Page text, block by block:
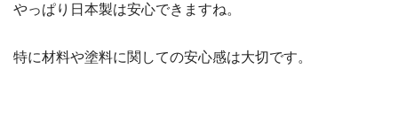
やっぱり日本製は安心できますね。
特に材料や塗料に関しての安心感は大切です。